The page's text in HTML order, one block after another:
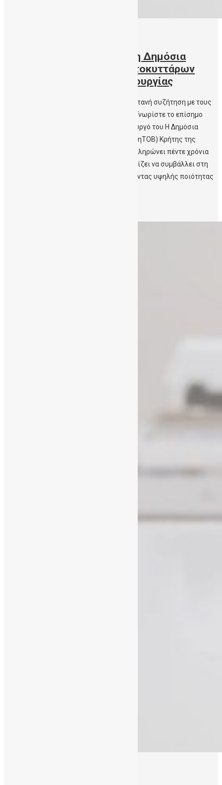
Πάνω από 3000 δωρεές στη Δημόσια
Τράπεζα Ομφαλικών Βλαστοκυττάρων
Κρήτης στα πέντε έτη λειτουργίας
Ανοιχτή διαδικτυακή Ενημέρωση και ζωντανή συζήτηση με τους
μελλοντικούς γονείς και το ευρύ κοινό – Γνωρίστε το επίσημο
τραγούδι της ΔηΤΟΒ Κρήτης και τη δημιουργό του H Δημόσια
Τράπεζα Ομφαλικών Βλαστοκυττάρων (ΔηΤΟΒ) Κρήτης της
Αιματολογικής Κλινικής του ΠΑΓΝΗ, συμπληρώνει πέντε χρόνια
λειτουργίας. Σταθερή στο έργο της, συνεχίζει να συμβάλλει στη
διασφάλιση της Δημόσιας Υγείας παρέχοντας υψηλής ποιότητας